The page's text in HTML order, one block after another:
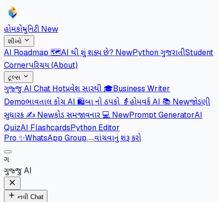
હોમકોમ્યુનિટી New
શીખો
AI Roadmap 🗺️AI થી શું શક્ય છે? NewPython ગુજરાતીStudent
Cornerપરિચય (About)
ટૂલ્સ
ગુજ્જુ AI Chat Hotપ્રવેશ સારથી 🎓Business Writer
Demoભાવતાલ કોચ AI 🛍️બા નો ઠપકો 👵હોમવર્ક AI 📚 Newજોડણી
સુધારક ✍️ Newકોડ સમજાવનાર 💻 NewPrompt GeneratorAI
QuizAI FlashcardsPython Editor
Pro ✨WhatsApp Group વાંચવાનું શરૂ કરો
ગ
ગુજ્જુ AI
નવી Chat